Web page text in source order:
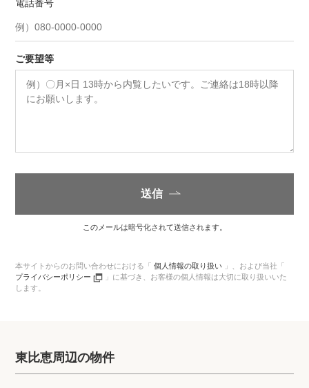
電話番号
ご要望等
送信
このメールは暗号化されて送信されます。
本サイトからのお問い合わせにおける「個人情報の取り扱い 」、 および当社「
プライバシーポリシー
」に基づき、 お客様の個人情報は大切に取り扱いいた
します。
東比恵周辺の物件